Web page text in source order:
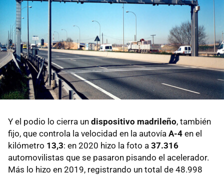
Y el podio lo cierra un dispositivo madrileño, también
fijo, que controla la velocidad en la autovía A-4 en el
kilómetro 13,3: en 2020 hizo la foto a 37.316
automovilistas que se pasaron pisando el acelerador.
Más lo hizo en 2019, registrando un total de 48.998